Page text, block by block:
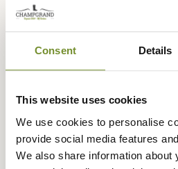
Consent Details
This website uses cookies
We use cookies to personalise
provide social media features
We also share information about
Expédié dans
Description